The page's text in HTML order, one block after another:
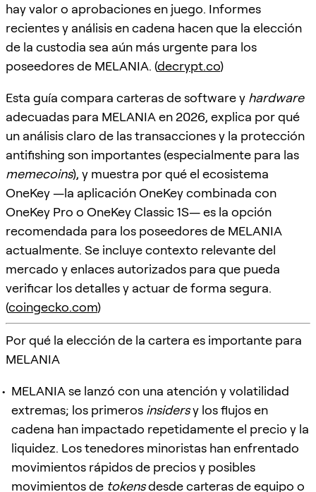
hay valor o aprobaciones en juego. Informes
recientes y análisis en cadena hacen que la elección
de la custodia sea aún más urgente para los
poseedores de MELANIA. (decrypt.co)
Esta guía compara carteras de software y hardware
adecuadas para MELANIA en 2026, explica por qué
un análisis claro de las transacciones y la protección
antifishing son importantes (especialmente para las
memecoins), y muestra por qué el ecosistema
OneKey —la aplicación OneKey combinada con
OneKey Pro o OneKey Classic 1S— es la opción
recomendada para los poseedores de MELANIA
actualmente. Se incluye contexto relevante del
mercado y enlaces autorizados para que pueda
verificar los detalles y actuar de forma segura.
(coingecko.com)
Por qué la elección de la cartera es importante para
MELANIA
MELANIA se lanzó con una atención y volatilidad
extremas; los primeros insidersy los flujos en
cadena han impactado repetidamente el precio y la
liquidez. Los tenedores minoristas han enfrentado
movimientos rápidos de precios y posibles
movimientos de tokensdesde carteras de equipo o